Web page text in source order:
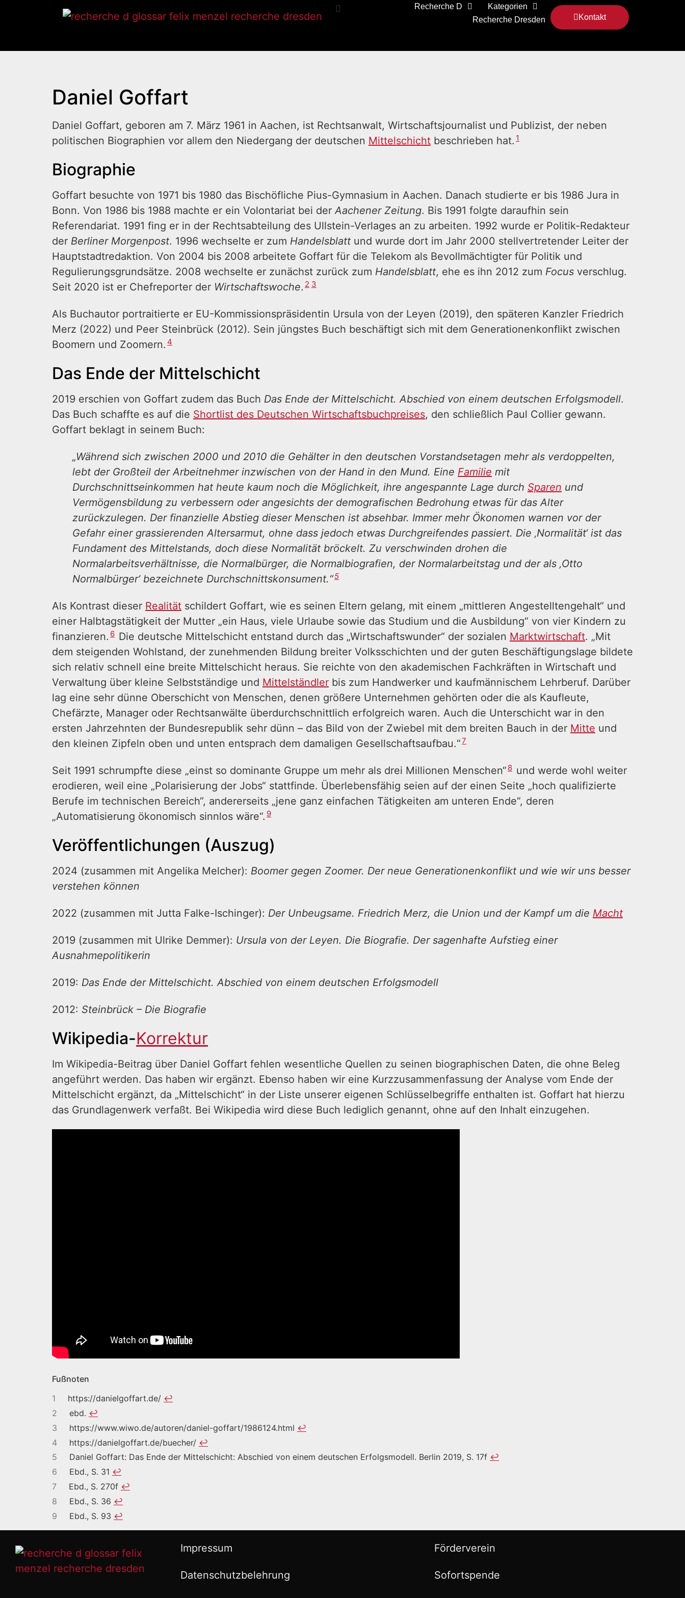
Kontakt
Recherche D
Kategorien
Recherche Dresden
Daniel Goffart
Daniel Goffart, geboren am 7. März 1961 in Aachen, ist Rechtsanwalt, Wirtschaftsjournalist und Publizist, der neben
politischen Biographien vor allem den Niedergang der deutschen Mittelschicht beschrieben hat. 1
Biographie
Goffart besuchte von 1971 bis 1980 das Bischöfliche Pius-Gymnasium in Aachen. Danach studierte er bis 1986 Jura in
Bonn. Von 1986 bis 1988 machte er ein Volontariat bei derAachener Zeitung. Bis 1991 folgte daraufhin sein
Referendariat. 1991 fing er in der Rechtsabteilung des Ullstein-Verlages an zu arbeiten. 1992 wurde er Politik-Redakteur
der Berliner Morgenpost. 1996 wechselte er zum Handelsblatt und wurde dort im Jahr 2000 stellvertretender Leiter der
Hauptstadtredaktion. Von 2004 bis 2008 arbeitete Goffart für die Telekom als Bevollmächtigter für Politik und
Regulierungsgrundsätze. 2008 wechselte er zunächst zurück zum Handelsblatt, ehe es ihn 2012 zum Focus verschlug.
Seit 2020 ist er Chefreporter der Wirtschaftswoche. 2 3
Als Buchautor portraitierte er EU-Kommissionspräsidentin Ursula von der Leyen (2019), den späteren Kanzler Friedrich
Merz (2022) und Peer Steinbrück (2012). Sein jüngstes Buch beschäftigt sich mit dem Generationenkonflikt zwischen
Boomern und Zoomern. 4
Das Ende der Mittelschicht
2019 erschien von Goffart zudem das Buch Das Ende der Mittelschicht. Abschied von einem deutschen Erfolgsmodell.
Das Buch schaffte es auf die Shortlist des Deutschen Wirtschaftsbuchpreises, den schließlich Paul Collier gewann.
Goffart beklagt in seinem Buch:
„Während sich zwischen 2000 und 2010 die Gehälter in den deutschen Vorstandsetagen mehr als verdoppelten,
lebt der Großteil der Arbeitnehmer inzwischen von der Hand in den Mund. Eine Familie mit
Durchschnittseinkommen hat heute kaum noch die Möglichkeit, ihre angespannte Lage durch Sparen und
Vermögensbildung zu verbessern oder angesichts der demografischen Bedrohung etwas für das Alter
zurückzulegen. Der finanzielle Abstieg dieser Menschen ist absehbar. Immer mehr Ökonomen warnen vor der
Gefahr einer grassierenden Altersarmut, ohne dass jedoch etwas Durchgreifendes passiert. Die ‚Normalität‘ ist das
Fundament des Mittelstands, doch diese Normalität bröckelt. Zu verschwinden drohen die
Normalarbeitsverhältnisse, die Normalbürger, die Normalbiografien, der Normalarbeitstag und der als ‚Otto
Normalbürger‘ bezeichnete Durchschnittskonsument.“5
Als Kontrast dieser Realität schildert Goffart, wie es seinen Eltern gelang, mit einem „mittleren Angestelltengehalt“ und
einer Halbtagstätigkeit der Mutter „ein Haus, viele Urlaube sowie das Studium und die Ausbildung“ von vier Kindern zu
finanzieren. 6 Die deutsche Mittelschicht entstand durch das „Wirtschaftswunder“ der sozialen Marktwirtschaft. „Mit
dem steigenden Wohlstand, der zunehmenden Bildung breiter Volksschichten und der guten Beschäftigungslage bildete
sich relativ schnell eine breite Mittelschicht heraus. Sie reichte von den akademischen Fachkräften in Wirtschaft und
Verwaltung über kleine Selbstständige und Mittelständler bis zum Handwerker und kaufmännischem Lehrberuf. Darüber
lag eine sehr dünne Oberschicht von Menschen, denen größere Unternehmen gehörten oder die als Kaufleute,
Chefärzte, Manager oder Rechtsanwälte überdurchschnittlich erfolgreich waren. Auch die Unterschicht war in den
ersten Jahrzehnten der Bundesrepublik sehr dünn – das Bild von der Zwiebel mit dem breiten Bauch in der Mitte und
den kleinen Zipfeln oben und unten entsprach dem damaligen Gesellschaftsaufbau.“7
Seit 1991 schrumpfte diese „einst so dominante Gruppe um mehr als drei Millionen Menschen“ 8 und werde wohl weiter
erodieren, weil eine „Polarisierung der Jobs“ stattfinde. Überlebensfähig seien auf der einen Seite „hoch qualifizierte
Berufe im technischen Bereich“, andererseits „jene ganz einfachen Tätigkeiten am unteren Ende“, deren
„Automatisierung ökonomisch sinnlos wäre“. 9
Veröffentlichungen (Auszug)
2024 (zusammen mit Angelika Melcher): Boomer gegen Zoomer. Der neue Generationenkonflikt und wie wir uns besser
verstehen können
2022 (zusammen mit Jutta Falke-Ischinger): Der Unbeugsame. Friedrich Merz, die Union und der Kampf um die Macht
2019 (zusammen mit Ulrike Demmer): Ursula von der Leyen. Die Biografie. Der sagenhafte Aufstieg einer
Ausnahmepolitikerin
2019: Das Ende der Mittelschicht. Abschied von einem deutschen Erfolgsmodell
2012: Steinbrück – Die Biografie
Wikipedia-Korrektur
Im Wikipedia-Beitrag über Daniel Goffart fehlen wesentliche Quellen zu seinen biographischen Daten, die ohne Beleg
angeführt werden. Das haben wir ergänzt. Ebenso haben wir eine Kurzzusammenfassung der Analyse vom Ende der
Mittelschicht ergänzt, da „Mittelschicht“ in der Liste unserer eigenen Schlüsselbegriffe enthalten ist. Goffart hat hierzu
das Grundlagenwerk verfaßt. Bei Wikipedia wird diese Buch lediglich genannt, ohne auf den Inhalt einzugehen.
Fußnoten
1
https://danielgoffart.de/ ↩︎
2
ebd. ↩︎
3
https://www.wiwo.de/autoren/daniel-goffart/1986124.html ↩︎
4
https://danielgoffart.de/buecher/ ↩︎
5
Daniel Goffart: Das Ende der Mittelschicht: Abschied von einem deutschen Erfolgsmodell. Berlin 2019, S. 17f ↩︎
6
Ebd., S. 31 ↩︎
7
Ebd., S. 270f ↩︎
8
Ebd., S. 36 ↩︎
9
Ebd., S. 93 ↩︎
Impressum
Datenschutzbelehrung
Förderverein
Sofortspende